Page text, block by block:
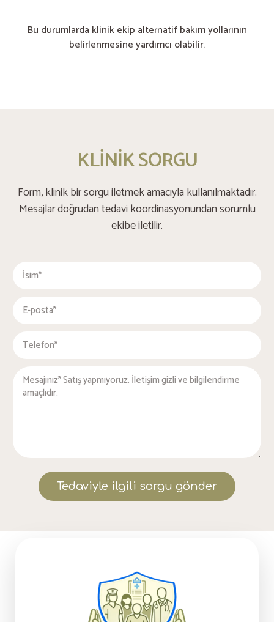
Bu durumlarda klinik ekip alternatif bakım yollarının
belirlenmesine yardımcı olabilir.
KLİNİK SORGU
Form, klinik bir sorgu iletmek amacıyla kullanılmaktadır.
Mesajlar doğrudan tedavi koordinasyonundan sorumlu
ekibe iletilir.
Tedaviyle ilgili sorgu gönder